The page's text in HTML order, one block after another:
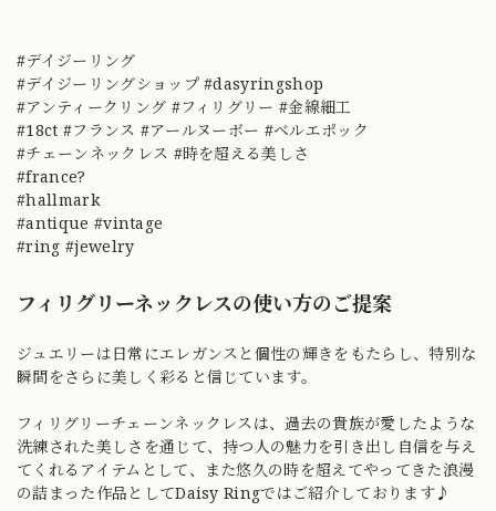
#デイジーリング
#デイジーリングショップ #dasyringshop
#アンティークリング #フィリグリー #金線細工
#18ct #フランス #アールヌーボー #ベルエポック
#チェーンネックレス #時を超える美しさ
#france?
#hallmark
#antique #vintage
#ring #jewelry
フィリグリーネックレスの使い方のご提案
ジュエリーは日常にエレガンスと個性の輝きをもたらし、特別な
瞬間をさらに美しく彩ると信じています。
フィリグリーチェーンネックレスは、過去の貴族が愛したような
洗練された美しさを通じて、持つ人の魅力を引き出し自信を与え
てくれるアイテムとして、また悠久の時を超えてやってきた浪漫
の詰まった作品としてDaisy Ringではご紹介しております♪